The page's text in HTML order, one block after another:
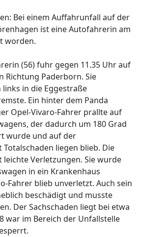
Bei einem Auffahrunfall auf der
ist eine Autofahrerin am
worden.
(56) fuhr gegen 11.35 Uhr auf
Richtung Paderborn. Sie
in die Eggestraße
Ein hinter dem Panda
Opel-Vivaro-Fahrer prallte auf
der dadurch um 180 Grad
wurde und auf der
liegen blieb. Die
Verletzungen. Sie wurde
in ein Krankenhaus
Fahrer blieb unverletzt. Auch sein
beschädigt und musste
Der Sachschaden liegt bei etwa
war im Bereich der Unfallstelle